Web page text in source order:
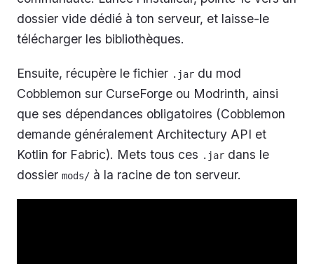
dossier vide dédié à ton serveur, et laisse-le
télécharger les bibliothèques.
Ensuite, récupère le fichier .jar du mod
Cobblemon sur CurseForge ou Modrinth, ainsi
que ses dépendances obligatoires (Cobblemon
demande généralement Architectury API et
Kotlin for Fabric). Mets tous ces .jar dans le
dossier mods/ à la racine de ton serveur.